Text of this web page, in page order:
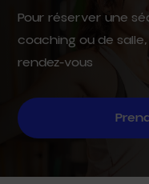
Pour réserver une
coaching ou de
rendez-vous